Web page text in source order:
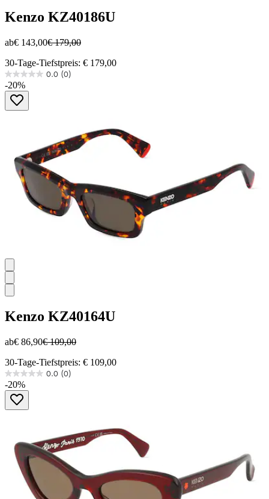
Kenzo KZ40186U
ab€ 143,00€ 179,00
30-Tage-Tiefstpreis: € 179,00
0.0 (0)
0.0
von
Sternen.
-20%
Kenzo KZ40164U
ab€ 86,90€ 109,00
30-Tage-Tiefstpreis: € 109,00
0.0 (0)
0.0
von
Sternen.
-20%